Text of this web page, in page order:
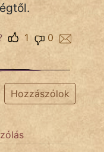
0
1
Hozzászólok